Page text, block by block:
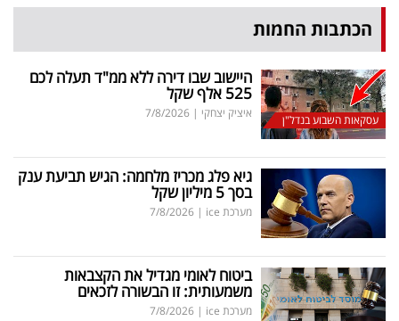
הכתבות החמות
עסקאות השבוע בנדל"ן
היישוב שבו דירה ללא ממ"ד תעלה לכם
525 אלף שקל
איציק יצחקי |
7/8/2026
גיא פלג מכריז מלחמה: הגיש תביעת ענק
בסך 5 מיליון שקל
מערכת ice |
7/8/2026
ביטוח לאומי מגדיל את הקצבאות
משמעותית: זו הבשורה לזכאים
מערכת ice |
7/8/2026